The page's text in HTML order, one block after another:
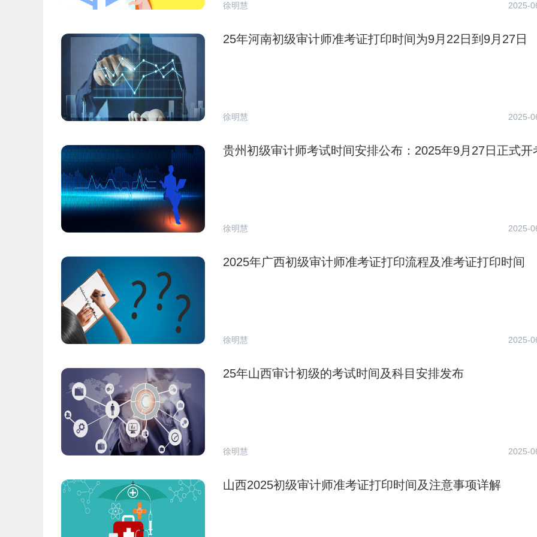
徐明慧 2025-
25年河南初级审计师准考证打印时间为9月22日到9月27日
徐明慧 2025-
贵州初级审计师考试时间安排公布：2025年9月27日正式开
徐明慧 2025-
2025年广西初级审计师准考证打印流程及准考证打印时间
徐明慧 2025-
25年山西审计初级的考试时间及科目安排发布
徐明慧 2025-
山西2025初级审计师准考证打印时间及注意事项详解